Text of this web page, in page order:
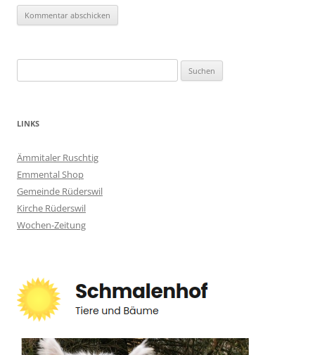
nach:
LINKS
Ämmitaler Ruschtig
Emmental Shop
Gemeinde Rüderswil
Kirche Rüderswil
Wochen-Zeitung